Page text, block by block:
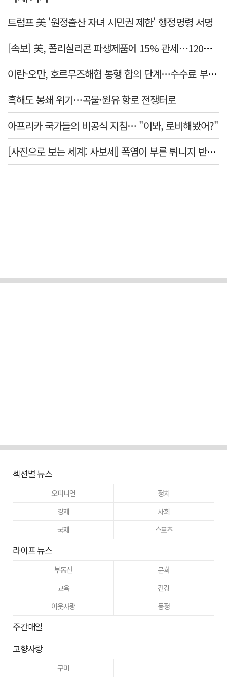
트럼프 美 '원정출산 자녀 시민권 제한' 행정명령 서명
[속보] 美, 폴리실리콘 파생제품에 15% 관세…120일 뒤 발효
이란-오만, 호르무즈해협 통행 합의 단계…수수료 부과되나
흑해도 봉쇄 위기…곡물·원유 항로 전쟁터로
아프리카 국가들의 비공식 지침… "이봐, 로비해봤어?"
[사진으로 보는 세계: 사보세] 폭염이 부른 튀니지 반정부 시위
섹션별 뉴스
오피니언
정치
경제
사회
국제
스포츠
라이프 뉴스
부동산
문화
교육
건강
이웃사랑
동정
주간매일
고향사랑
구미